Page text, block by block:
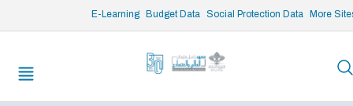
E-Learning Budget Data Social Protection Data More
/* opened search */
Feb 10, 2026-Feb 10, 2026
10:00 am - 11:30 am
Institut des Finances Basil Fuleihan